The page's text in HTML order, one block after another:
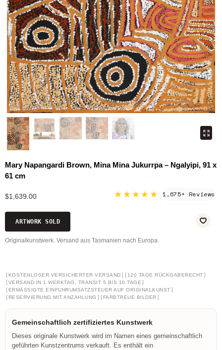
Mary Napangardi Brown, Mina Mina Jukurrpa – Ngalyipi, 91 x
61 cm
$1,639.00 ★★★★★ 1,675+ Reviews
ARTWORK SOLD
Originalkunstwerk. Versand aus Tasmanien nach Europa.
[ KOSTENLOSER VERSICHERTER VERSAND ] [ 120 TAGE RÜCKGABERECHT ]
[VERSAND IN 1 WERKTAG, TRANSIT 5 BIS 10 TAGE ]
[ ERMÄSSIGTE EINFUHRUMSATZSTEUER AUF ORIGINALKUNST
]
[ RESERVIERUNG MIT ANZAHLUNG ] [ FARBTREUE BILDER ]
Gemeinschaftlich zertifiziertes Kunstwerk
Dieses originale Kunstwerk wird im Namen eines gemeinschaftlich
geführten Kunstzentrums verkauft. Es enthält ein